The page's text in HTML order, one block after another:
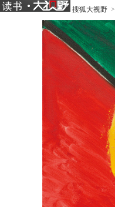
搜狐大视野 >